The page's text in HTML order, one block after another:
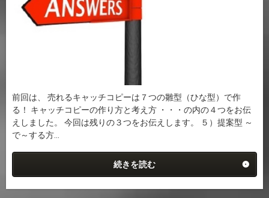
前回は、 売れるキャッチコピーは７つの雛型（ひな型）で作
る！ キャッチコピーの作り方と考え方 ・・・の内の４つをお伝
えしました。 今回は残りの３つをお伝えします。 ５）提案型 ～
で～する方...
続きを読む